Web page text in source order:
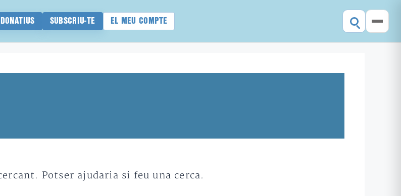
DONATIUS SUBSCRIU-TE EL MEU COMPTE
Potser ajudaria si feu una cerca.